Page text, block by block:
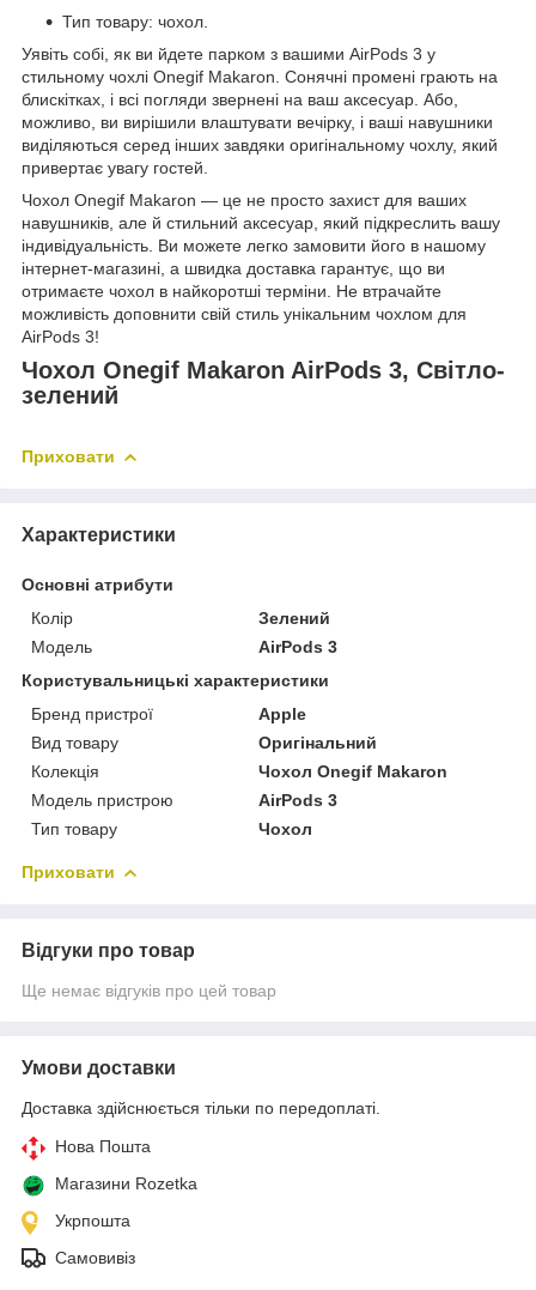
Тип товару: чохол.
Уявіть собі, як ви йдете парком з вашими AirPods 3 у
стильному чохлі Onegif Makaron. Сонячні промені грають на
блискітках, і всі погляди звернені на ваш аксесуар. Або,
можливо, ви вирішили влаштувати вечірку, і ваші навушники
виділяються серед інших завдяки оригінальному чохлу, який
привертає увагу гостей.
Чохол Onegif Makaron — це не просто захист для ваших
навушників, але й стильний аксесуар, який підкреслить вашу
індивідуальність. Ви можете легко замовити його в нашому
інтернет-магазині, а швидка доставка гарантує, що ви
отримаєте чохол в найкоротші терміни. Не втрачайте
можливість доповнити свій стиль унікальним чохлом для
AirPods 3!
Чохол Onegif Makaron AirPods 3, Світло-
зелений
Приховати
Характеристики
Основні атрибути
Колір
Зелений
Модель
AirPods 3
Користувальницькі характеристики
Бренд пристрої
Apple
Вид товару
Оригінальний
Колекція
Чохол Onegif Makaron
Модель пристрою
AirPods 3
Тип товару
Чохол
Приховати
Відгуки про товар
Ще немає відгуків про цей товар
Умови доставки
Доставка здійснюється тільки по передоплаті.
Нова Пошта
Магазини Rozetka
Укрпошта
Самовивіз